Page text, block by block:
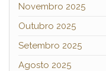
Novembro 2025
Outubro 2025
Setembro 2025
Agosto 2025